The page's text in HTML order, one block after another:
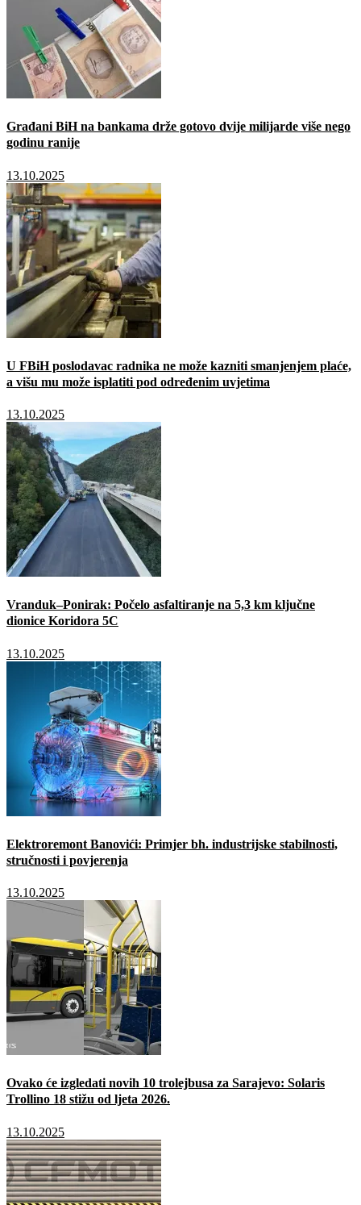
Građani BiH na bankama drže gotovo dvije milijarde više nego
godinu ranije
13.10.2025
U FBiH poslodavac radnika ne može kazniti smanjenjem plaće,
a višu mu može isplatiti pod određenim uvjetima
13.10.2025
Vranduk–Ponirak: Počelo asfaltiranje na 5,3 km ključne
dionice Koridora 5C
13.10.2025
Elektroremont Banovići: Primjer bh. industrijske stabilnosti,
stručnosti i povjerenja
13.10.2025
Ovako će izgledati novih 10 trolejbusa za Sarajevo: Solaris
Trollino 18 stižu od ljeta 2026.
13.10.2025